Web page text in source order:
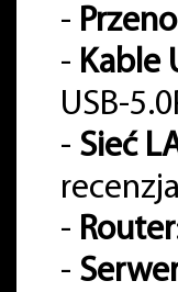
-
- Kable
USB-
- Sieć
recenzja
- Router
-